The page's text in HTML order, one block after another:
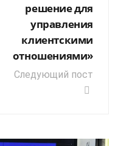
решение для
управления
клиентскими
отношениями»
Следующий пост